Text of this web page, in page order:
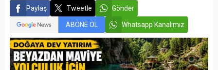
Paylaş Tweetle Gönder
ABONE OL Whatsapp Kanalımız